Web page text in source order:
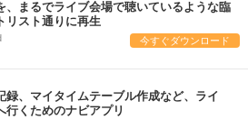
、まるでライブ会場で聴いているような臨
リスト通りに再生
今すぐダウンロード
録、マイタイムテーブル作成など、ライ
行くためのナビアプリ